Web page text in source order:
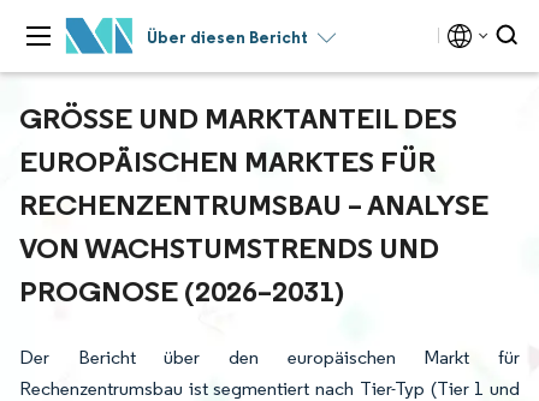
Über diesen Bericht
GRÖSSE UND MARKTANTEIL DES E
UROPÄISCHEN MARKTES FÜR R
ECHENZENTRUMSBAU – ANALYSE V
ON WACHSTUMSTRENDS UND P
ROGNOSE (2026–2031)
Der Bericht über den europäischen Markt für
Rechenzentrumsbau ist segmentiert nach Tier-Typ (Tier 1 und